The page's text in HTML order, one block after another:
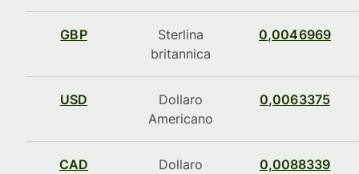
GBP
Sterlina
britannica
0,0046969
USD
Dollaro
Americano
0,0063375
CAD
Dollaro
0,0088339